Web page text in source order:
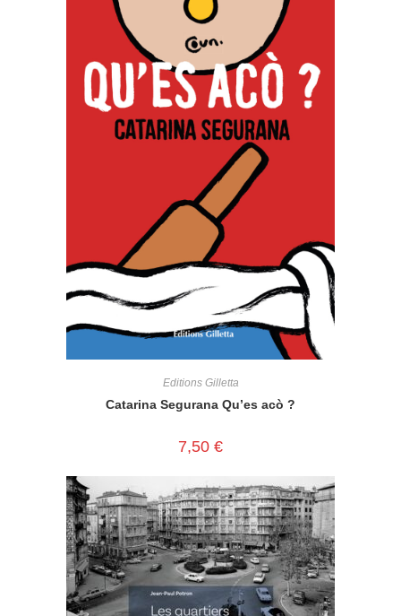
Editions Gilletta
Catarina Segurana Qu’es acò ?
7,50 €